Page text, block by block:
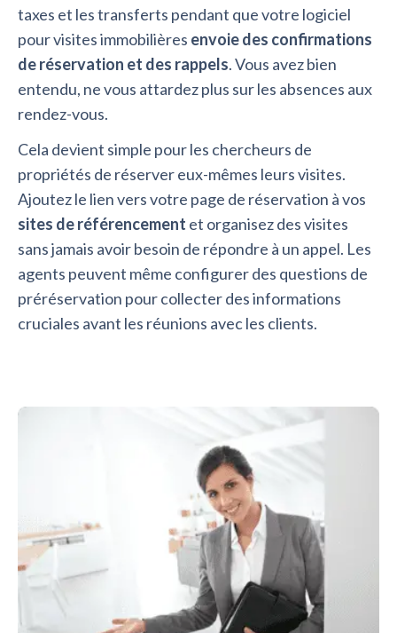
taxes et les transferts pendant que votre logiciel
pour visites immobilières envoie des confirmations
de réservation et des rappels. Vous avez bien
entendu, ne vous attardez plus sur les absences aux
rendez-vous.
Cela devient simple pour les chercheurs de
propriétés de réserver eux-mêmes leurs visites.
Ajoutez le lien vers votre page de réservation à vos
sites de référencement et organisez des visites
sans jamais avoir besoin de répondre à un appel. Les
agents peuvent même configurer des questions de
préréservation pour collecter des informations
cruciales avant les réunions avec les clients.